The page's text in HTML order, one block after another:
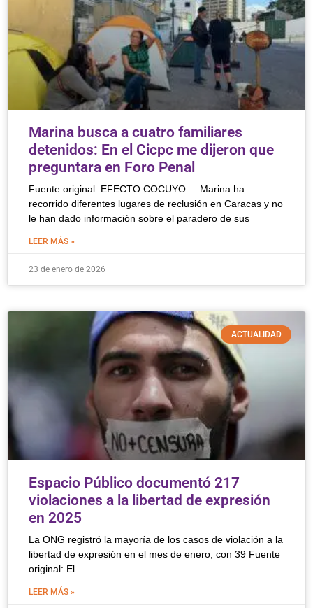
Marina busca a cuatro familiares
detenidos: En el Cicpc me dijeron que
preguntara en Foro Penal
Fuente original: EFECTO COCUYO. – Marina ha
recorrido diferentes lugares de reclusión en Caracas y no
le han dado información sobre el paradero de sus
LEER MÁS »
23 de enero de 2026
ACTUALIDAD
Espacio Público documentó 217
violaciones a la libertad de expresión
en 2025
La ONG registró la mayoría de los casos de violación a la
libertad de expresión en el mes de enero, con 39 Fuente
original: El
LEER MÁS »